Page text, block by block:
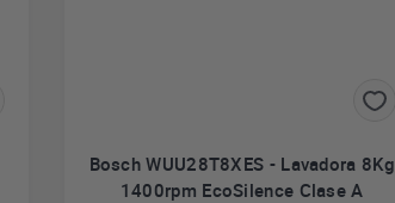
Bosch WUU28T8XES - Lavadora 8Kg
1400rpm EcoSilence Clase A